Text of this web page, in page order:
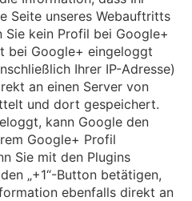
Seite unseres Webauftritts
Sie kein Profil bei Google+
bei Google+ eingeloggt
Ihrer IP-Adresse)
an einen Server von
und dort gespeichert.
kann Google den
Google+ Profil
Sie mit den Plugins
„+1“-Button betätigen,
ebenfalls direkt an